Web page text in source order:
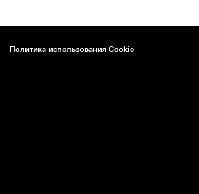
Политика использования Cookie